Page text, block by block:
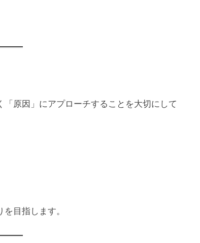
原因」にアプローチすることを大切にして
目指します。